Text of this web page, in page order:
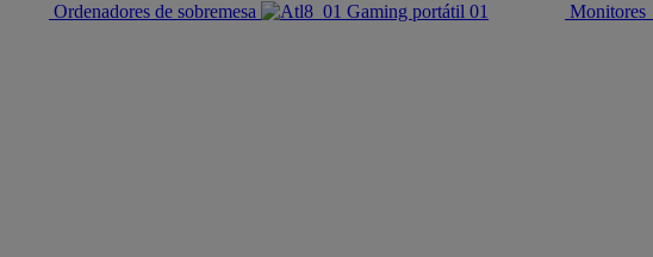
Ordenadores de sobremesa Gaming portátil Monitores